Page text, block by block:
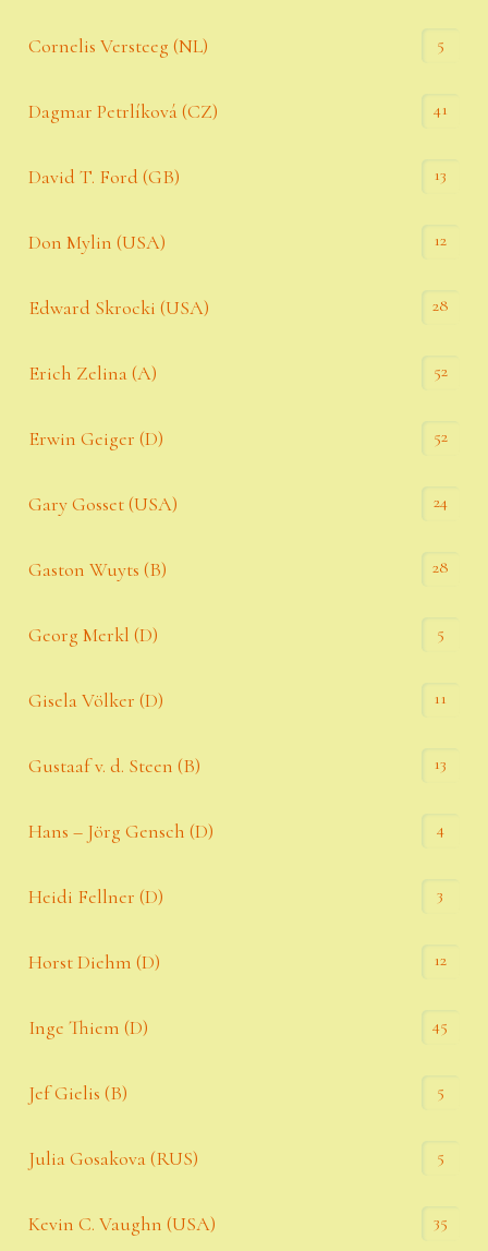
Cornelis Versteeg (NL) 5
Dagmar Petrlíková (CZ) 41
David T. Ford (GB) 13
Don Mylin (USA) 12
Edward Skrocki (USA) 28
Erich Zelina (A) 52
Erwin Geiger (D) 52
Gary Gosset (USA) 24
Gaston Wuyts (B) 28
Georg Merkl (D) 5
Gisela Völker (D) 11
Gustaaf v. d. Steen (B) 13
Hans – Jörg Gensch (D) 4
Heidi Fellner (D) 3
Horst Diehm (D) 12
Inge Thiem (D) 45
Jef Gielis (B) 5
Julia Gosakova (RUS) 5
Kevin C. Vaughn (USA) 35